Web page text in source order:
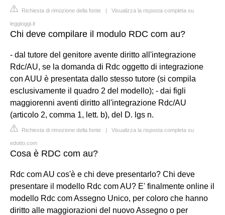
Richiesta di rimozione della fonte | Visualizza la risposta completa su
leggioggi.it
Chi deve compilare il modulo RDC com au?
- dal tutore del genitore avente diritto all'integrazione
Rdc/AU, se la domanda di Rdc oggetto di integrazione
con AUU è presentata dallo stesso tutore (si compila
esclusivamente il quadro 2 del modello); - dai figli
maggiorenni aventi diritto all'integrazione Rdc/AU
(articolo 2, comma 1, lett. b), del D. lgs n.
Richiesta di rimozione della fonte | Visualizza la risposta completa su
edotto.com
Cosa è RDC com au?
Rdc com AU cos'è e chi deve presentarlo? Chi deve
presentare il modello Rdc com AU? E' finalmente online il
modello Rdc com Assegno Unico, per coloro che hanno
diritto alle maggiorazioni del nuovo Assegno o per